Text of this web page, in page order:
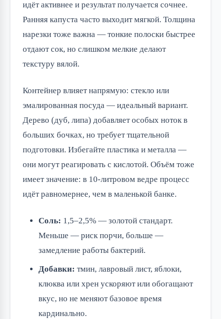
идёт активнее и результат получается сочнее.
Ранняя капуста часто выходит мягкой. Толщина
нарезки тоже важна — тонкие полоски быстрее
отдают сок, но слишком мелкие делают
текстуру вялой.
Контейнер влияет напрямую: стекло или
эмалированная посуда — идеальный вариант.
Дерево (дуб, липа) добавляет особых ноток в
больших бочках, но требует тщательной
подготовки. Избегайте пластика и металла —
они могут реагировать с кислотой. Объём тоже
имеет значение: в 10-литровом ведре процесс
идёт равномернее, чем в маленькой банке.
Соль: 1,5–2,5% — золотой стандарт.
Меньше — риск порчи, больше —
замедление работы бактерий.
Добавки: тмин, лавровый лист, яблоки,
клюква или хрен ускоряют или обогащают
вкус, но не меняют базовое время
кардинально.